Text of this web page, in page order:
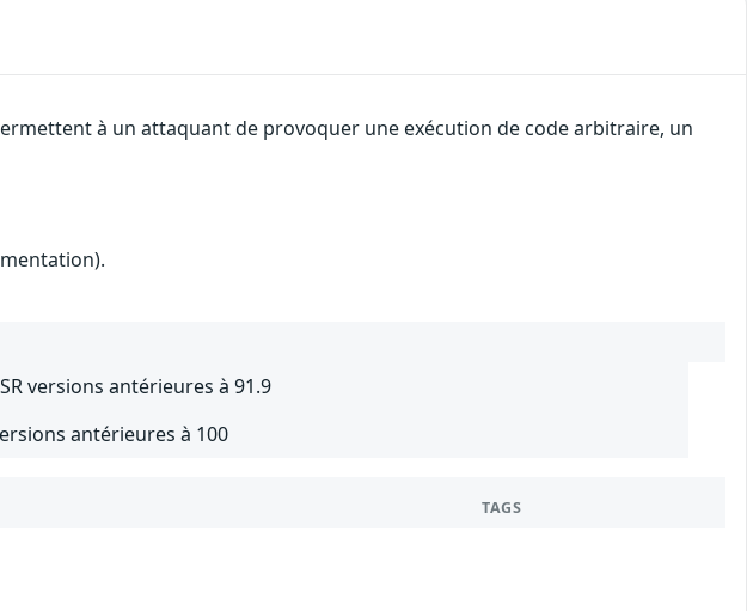
à un attaquant de provoquer une exécution de code arbitraire, un
versions antérieures à 91.9
antérieures à 100
TAGS